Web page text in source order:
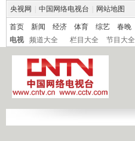
央视网 中国网络电视台 网站地图
首页 新闻 经济 体育 综艺 春晚
电视
频道大全 栏目大全 节目大全